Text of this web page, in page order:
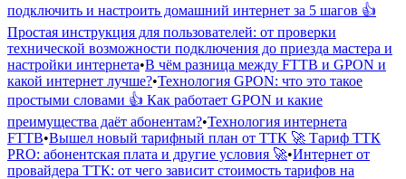
подключить и настроить домашний интернет за 5 шагов 👍
Простая инструкция для пользователей: от проверки
технической возможности подключения до приезда мастера и
настройки интернета•В чём разница между FTTB и GPON и
какой интернет лучше?•Технология GPON: что это такое
простыми словами 👍 Как работает GPON и какие
преимущества даёт абонентам?•Технология интернета
FTTB•Вышел новый тарифный план от ТТК 🚀 Тариф ТТК
PRO: абонентская плата и другие условия 🚀•Интернет от
провайдера ТТК: от чего зависит стоимость тарифов на